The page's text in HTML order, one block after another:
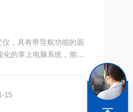
，具有带导航功能的面
的掌上电脑系统，能实
15